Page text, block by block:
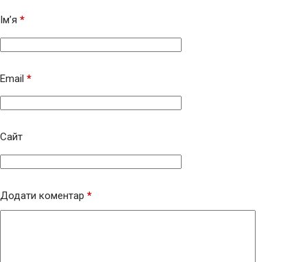
Ім’я *
Email *
Сайт
Додати коментар *